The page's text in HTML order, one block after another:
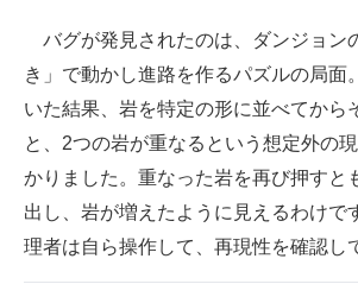
バグが発見されたのは、ダンジョン
き」で動かし進路を作るパズルの局面
いた結果、岩を特定の形に並べてから
と、2つの岩が重なるという想定外の
かりました。重なった岩を再び押すと
出し、岩が増えたように見えるわけで
理者は自ら操作して、再現性を確認し